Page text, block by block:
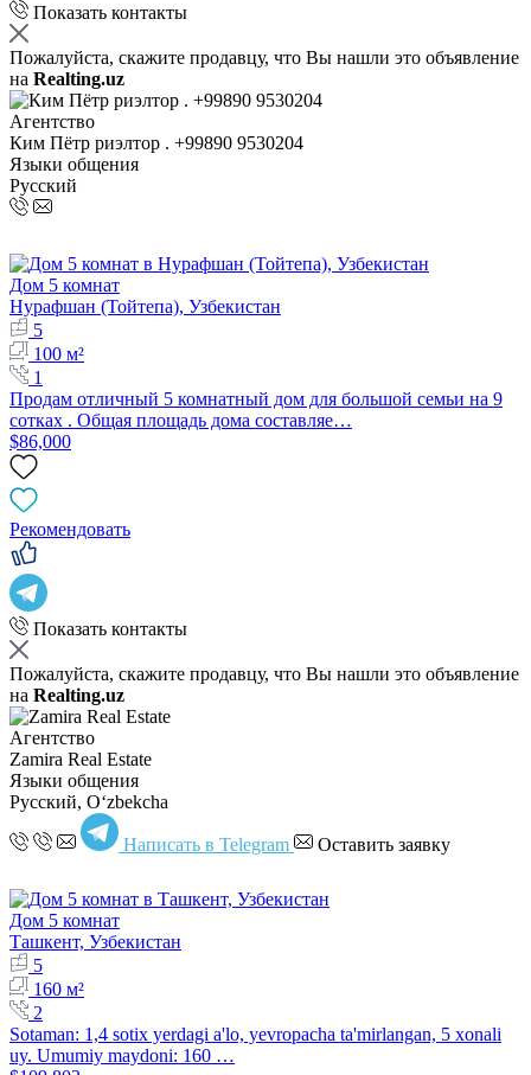
Показать контакты
Пожалуйста, скажите продавцу, что Вы нашли это объявление
на Realting.uz
Агентство
Ким Пётр риэлтор . +99890 9530204
Языки общения
Русский
Дом 5 комнат
Нурафшан (Тойтепа), Узбекистан
5
100 м²
1
Продам отличный 5 комнатный дом для большой семьи на 9
сотках . Общая площадь дома составляе…
$86,000
Рекомендовать
Показать контакты
Пожалуйста, скажите продавцу, что Вы нашли это объявление
на Realting.uz
Агентство
Zamira Real Estate
Языки общения
Русский, Oʻzbekcha
Написать в Telegram Оставить заявку
Дом 5 комнат
Ташкент, Узбекистан
5
160 м²
2
Sotaman: 1,4 sotix yerdagi a'lo, yevropacha ta'mirlangan, 5 xonali
uy. Umumiy maydoni: 160 …